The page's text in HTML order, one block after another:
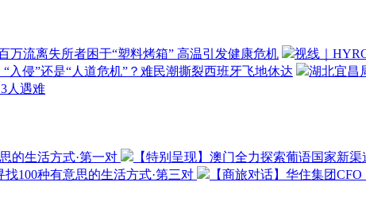
万流离失所者困于“塑料烤箱” 高温引发健康危机
视线｜
“入侵”还是“人道危机”？难民潮撕裂西班牙飞地休达
湖北宜昌
人遇难
的生活方式·第一对
【特别呈现】澳门全力探索葡语国家新
找100种有意思的生活方式·第三对
【商旅对话】华住集团